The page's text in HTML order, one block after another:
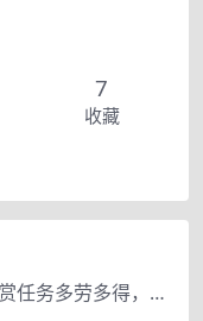
7
收藏
赏帮赚悬赏奖励到账200元，悬赏任务多劳多得，人人可做。